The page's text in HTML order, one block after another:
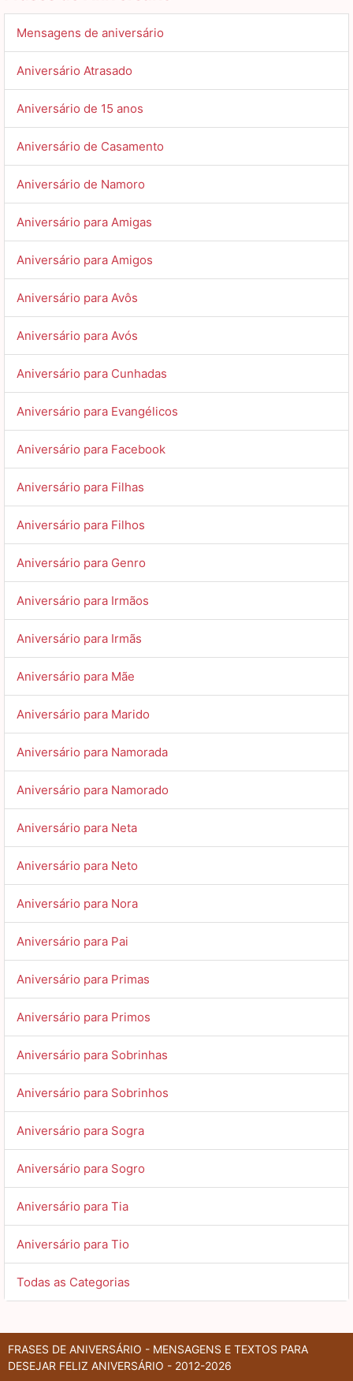
Mensagens de aniversário
Aniversário Atrasado
Aniversário de 15 anos
Aniversário de Casamento
Aniversário de Namoro
Aniversário para Amigas
Aniversário para Amigos
Aniversário para Avôs
Aniversário para Avós
Aniversário para Cunhadas
Aniversário para Evangélicos
Aniversário para Facebook
Aniversário para Filhas
Aniversário para Filhos
Aniversário para Genro
Aniversário para Irmãos
Aniversário para Irmãs
Aniversário para Mãe
Aniversário para Marido
Aniversário para Namorada
Aniversário para Namorado
Aniversário para Neta
Aniversário para Neto
Aniversário para Nora
Aniversário para Pai
Aniversário para Primas
Aniversário para Primos
Aniversário para Sobrinhas
Aniversário para Sobrinhos
Aniversário para Sogra
Aniversário para Sogro
Aniversário para Tia
Aniversário para Tio
Todas as Categorias
FRASES DE ANIVERSÁRIO - MENSAGENS E TEXTOS PARA
DESEJAR FELIZ ANIVERSÁRIO - 2012-2026